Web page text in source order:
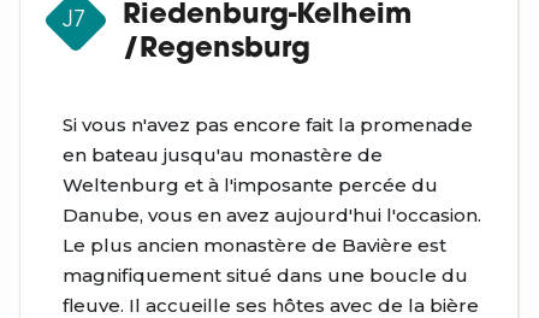
J7
Riedenburg-Kelheim
/Regensburg
Si vous n'avez pas encore fait la promenade
en bateau jusqu'au monastère de
Weltenburg et à l'imposante percée du
Danube, vous en avez aujourd'hui l'occasion.
Le plus ancien monastère de Bavière est
magnifiquement situé dans une boucle du
fleuve. Il accueille ses hôtes avec de la bière